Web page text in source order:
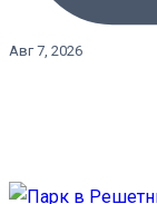
Авг 7, 2026